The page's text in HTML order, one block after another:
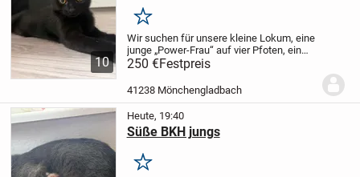
10
Merken
Wir suchen für unsere kleine Lokum, eine
junge „Power-Frau“ auf vier Pfoten, ein
verantwortungsbewusstes Zuhause auf
Lebenszeit! ❤️
Lokum • Geschlecht: Weiblich
250 €Festpreis
41238 Mönchengladbach
Heute, 19:40
Süße BKH jungs
Merken